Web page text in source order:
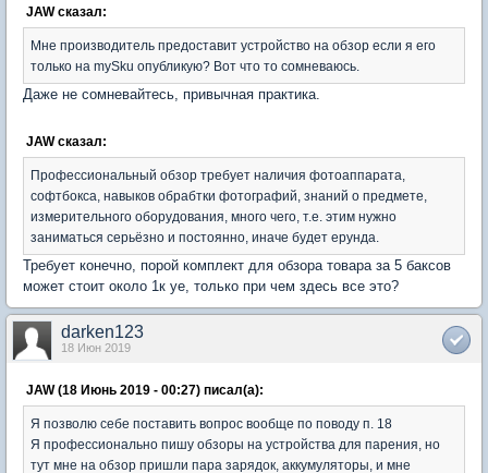
JAW сказал:
Мне производитель предоставит устройство на обзор если я его
только на mySku опубликую? Вот что то сомневаюсь.
Даже не сомневайтесь, привычная практика.
JAW сказал:
Профессиональный обзор требует наличия фотоаппарата,
софтбокса, навыков обрабтки фотографий, знаний о предмете,
измерительного оборудования, много чего, т.е. этим нужно
заниматься серьёзно и постоянно, иначе будет ерунда.
Требует конечно, порой комплект для обзора товара за 5 баксов
может стоит около 1к уе, только при чем здесь все это?
darken123
18 Июн 2019
JAW (18 Июнь 2019 - 00:27) писал(а):
Я позволю себе поставить вопрос вообще по поводу п. 18
Я профессионально пишу обзоры на устройства для парения, но
тут мне на обзор пришли пара зарядок, аккумуляторы, и мне